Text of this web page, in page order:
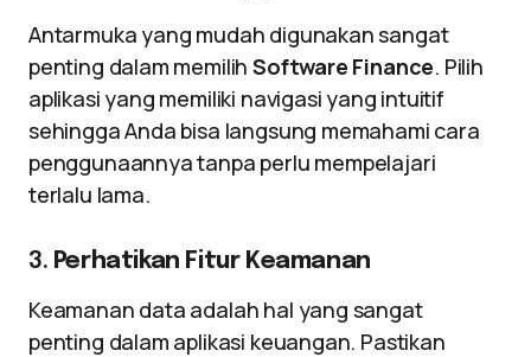
Antarmuka yang mudah digunakan sangat
penting dalam memilihSoftware Finance. Pilih
aplikasi yang memiliki navigasi yang intuitif
sehingga Anda bisa langsung memahami cara
penggunaannya tanpa perlu mempelajari
terlalu lama.
3. Perhatikan Fitur Keamanan
Keamanan data adalah hal yang sangat
penting dalam aplikasi keuangan. Pastikan